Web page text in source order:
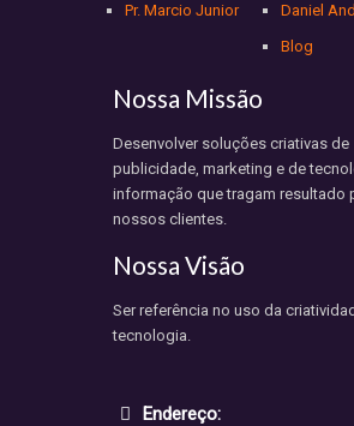
Pr. Marcio Junior
Daniel
Blog
Nossa Missão
Desenvolver soluções criativas de
publicidade, marketing e de
informação que tragam resultado
nossos clientes.
Nossa Visão
Ser referência no uso da
tecnologia.
Endereço: